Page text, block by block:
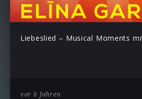
Liebeslied – Musical Moments
vor 6 Jahren